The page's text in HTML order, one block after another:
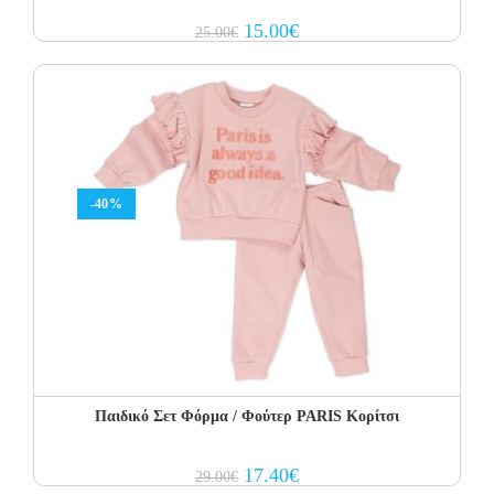
25.00€ Original
price
15.00€Current
price
-40%
Παιδικό Σετ Φόρμα / Φούτερ PARIS Κορίτσι
29.00€ Original
price
17.40€Current
price